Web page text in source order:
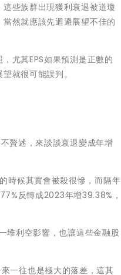
些族群出現獲利衰退被道瓊
然就應該先迴避展望不佳的
尤其EPS如果預測是正數的
就很可能誤判。
贅述，來談談衰退變成年增
時候其實會被殺很慘，而隔年
反轉成2023年增39.38%，
堆利空影響，也讓這些金融股
一往也是極大的落差，這其